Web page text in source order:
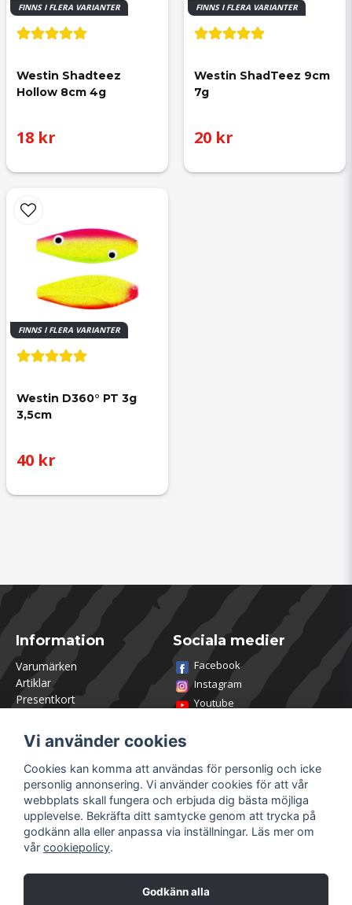
FINNS I FLERA VARIANTER
Westin Shadteez
Hollow 8cm 4g
18 kr
FINNS I FLERA VARIANTER
Westin ShadTeez 9cm
7g
20 kr
FINNS I FLERA VARIANTER
Westin D360° PT 3g
3,5cm
40 kr
Information
Varumärken
Artiklar
Presentkort
Om Utklasad
Team Utklasad
Recensera och vinn
Öppettider Lagershop
Jobba hos oss
Returer
Villkor & Policy
Sociala medier
Facebook
Instagram
Youtube
Vi använder cookies
Cookies kan komma att användas för personlig och icke
personlig annonsering. Vi använder cookies för att vår
webbplats skall fungera och erbjuda dig bästa möjliga
upplevelse. Bekräfta ditt samtycke genom att trycka på
godkänn alla eller anpassa via inställningar. Läs mer om
vår cookiepolicy.
Godkänn alla